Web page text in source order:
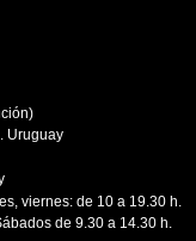
Uruguay
viernes: de 10 a 19.30 h.
de 9.30 a 14.30 h.